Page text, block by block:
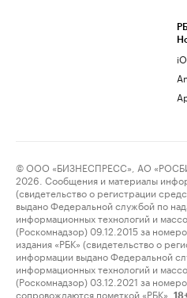
© ООО «БИЗНЕСПРЕСС», АО
2026. Сообщения и материалы
(свидетельство о регистрации
выдано Федеральной службой по
информационных технологий и
(Роскомнадзор) 09.12.2015 за
издания «РБК» (свидетельство о
информации выдано Федеральной
информационных технологий и
(Роскомнадзор) 03.12.2021 за
сопровождаются пометкой «РБК».